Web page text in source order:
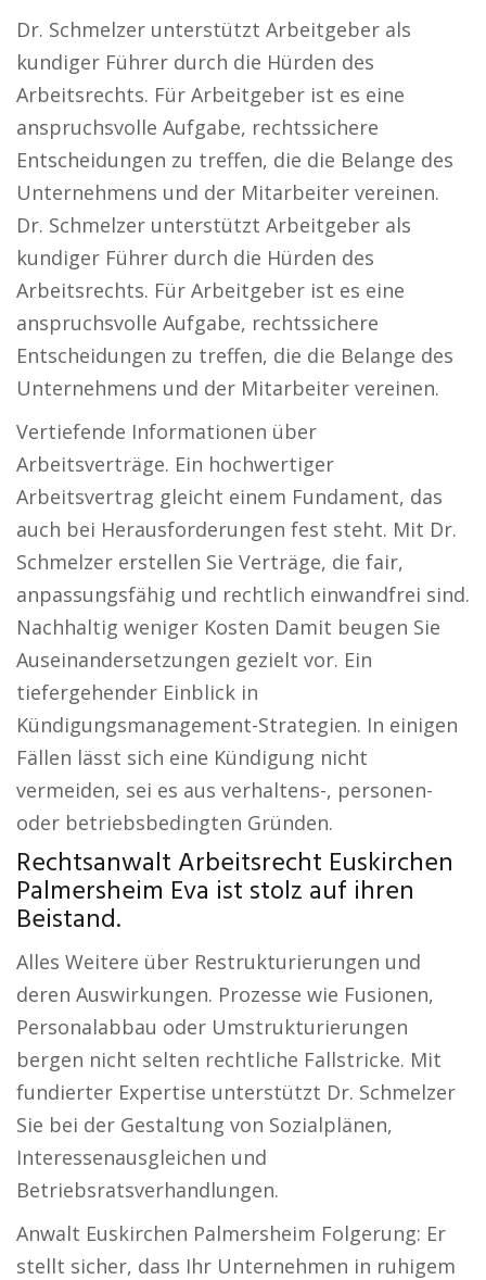
Dr. Schmelzer unterstützt Arbeitgeber als
kundiger Führer durch die Hürden des
Arbeitsrechts. Für Arbeitgeber ist es eine
anspruchsvolle Aufgabe, rechtssichere
Entscheidungen zu treffen, die die Belange des
Unternehmens und der Mitarbeiter vereinen.
Dr. Schmelzer unterstützt Arbeitgeber als
kundiger Führer durch die Hürden des
Arbeitsrechts. Für Arbeitgeber ist es eine
anspruchsvolle Aufgabe, rechtssichere
Entscheidungen zu treffen, die die Belange des
Unternehmens und der Mitarbeiter vereinen.
Vertiefende Informationen über
Arbeitsverträge. Ein hochwertiger
Arbeitsvertrag gleicht einem Fundament, das
auch bei Herausforderungen fest steht. Mit Dr.
Schmelzer erstellen Sie Verträge, die fair,
anpassungsfähig und rechtlich einwandfrei sind.
Nachhaltig weniger Kosten Damit beugen Sie
Auseinandersetzungen gezielt vor. Ein
tiefergehender Einblick in
Kündigungsmanagement-Strategien. In einigen
Fällen lässt sich eine Kündigung nicht
vermeiden, sei es aus verhaltens-, personen-
oder betriebsbedingten Gründen.
Rechtsanwalt Arbeitsrecht Euskirchen
Palmersheim Eva ist stolz auf ihren
Beistand.
Alles Weitere über Restrukturierungen und
deren Auswirkungen. Prozesse wie Fusionen,
Personalabbau oder Umstrukturierungen
bergen nicht selten rechtliche Fallstricke. Mit
fundierter Expertise unterstützt Dr. Schmelzer
Sie bei der Gestaltung von Sozialplänen,
Interessenausgleichen und
Betriebsratsverhandlungen.
Anwalt Euskirchen Palmersheim Folgerung: Er
stellt sicher, dass Ihr Unternehmen in ruhigem